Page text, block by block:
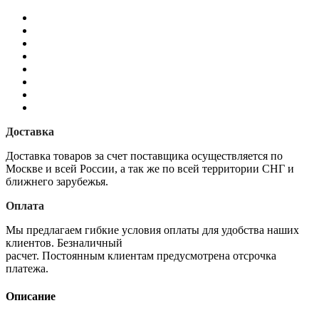
Доставка
Доставка товаров за счет поставщика осуществляется по
Москве и всей России, а так же по всей территории СНГ и
ближнего зарубежья.
Оплата
Мы предлагаем гибкие условия оплаты для удобства наших
клиентов. Безналичный
расчет. Постоянным клиентам предусмотрена отсрочка
платежа.
Описание